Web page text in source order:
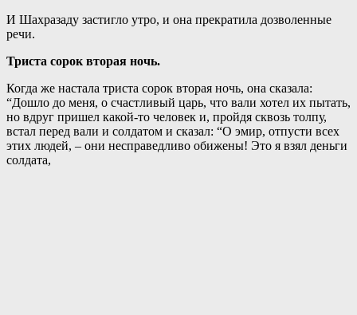
И Шахразаду застигло утро, и она прекратила дозволенные
речи.
Триста сорок вторая ночь.
Когда же настала триста сорок вторая ночь, она сказала:
“Дошло до меня, о счастливый царь, что вали хотел их пытать,
но вдруг пришел какой-то человек и, пройдя сквозь толпу,
встал перед вали и солдатом и сказал: “О эмир, отпусти всех
этих людей, – они несправедливо обижены! Это я взял деньги
солдата,